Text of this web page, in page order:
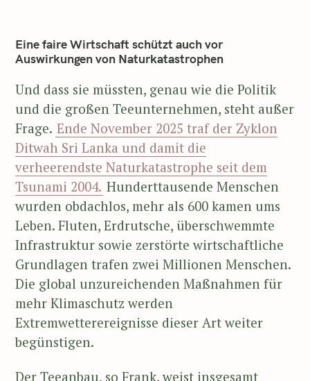
Eine faire Wirtschaft schützt auch vor
Auswirkungen von Naturkatastrophen
Und dass sie müssten, genau wie die Politik
und die großen Teeunternehmen, steht außer
Frage. Ende November 2025 traf der Zyklon
Ditwah Sri Lanka und damit die
verheerendste Naturkatastrophe seit dem
Tsunami 2004. Hunderttausende Menschen
wurden obdachlos, mehr als 600 kamen ums
Leben. Fluten, Erdrutsche, überschwemmte
Infrastruktur sowie zerstörte wirtschaftliche
Grundlagen trafen zwei Millionen Menschen.
Die global unzureichenden Maßnahmen für
mehr Klimaschutz werden
Extremwetterereignisse dieser Art weiter
begünstigen.
Der Teeanbau, so Frank, weist insgesamt